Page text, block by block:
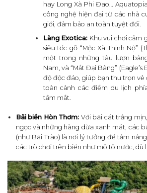
hay Long Xà Phi Đao…
công nghệ hiện đại từ các nhà
giới, đảm bảo an toàn tuyệt đối.
Làng Exotica: Khu vui chơi cảm
siêu tốc gỗ “Mộc Xà Thịnh Nộ”
một trong những tàu lượn
Nam, và “Mắt Đại Bàng” (Eagle’s
độ độc đáo, giúp bạn thu trọn vẻ
toàn cảnh các điểm du lịch
tầm mắt.
Bãi biển Hòn Thơm: Với bãi cát trắng
ngọc và những hàng dừa xanh mát, các
(như Bãi Trào) là nơi lý tưởng để tắm
các trò chơi trên biển như mô tô nước, dù